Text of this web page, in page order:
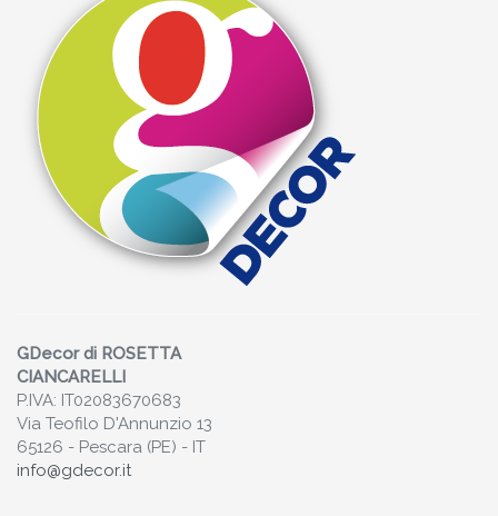
GDecor di ROSETTA
CIANCARELLI
P.IVA: IT02083670683
Via Teofilo D'Annunzio 13
65126 - Pescara (PE) - IT
info@gdecor.it